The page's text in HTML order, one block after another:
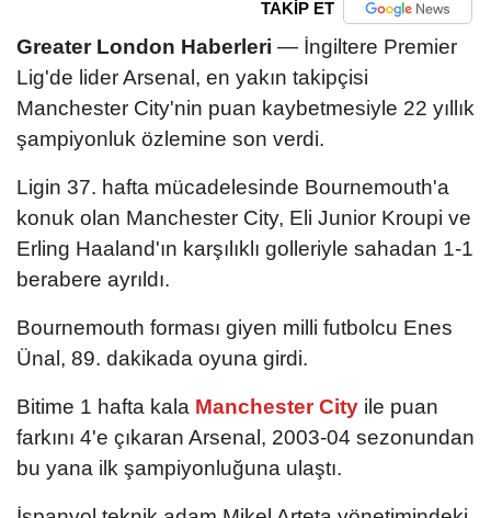
TAKİP ET
Greater London Haberleri — İngiltere Premier
Lig'de lider Arsenal, en yakın takipçisi
Manchester City'nin puan kaybetmesiyle 22 yıllık
şampiyonluk özlemine son verdi.
Ligin 37. hafta mücadelesinde Bournemouth'a
konuk olan Manchester City, Eli Junior Kroupi ve
Erling Haaland'ın karşılıklı golleriyle sahadan 1-1
berabere ayrıldı.
Bournemouth forması giyen milli futbolcu Enes
Ünal, 89. dakikada oyuna girdi.
Bitime 1 hafta kala Manchester City ile puan
farkını 4'e çıkaran Arsenal, 2003-04 sezonundan
bu yana ilk şampiyonluğuna ulaştı.